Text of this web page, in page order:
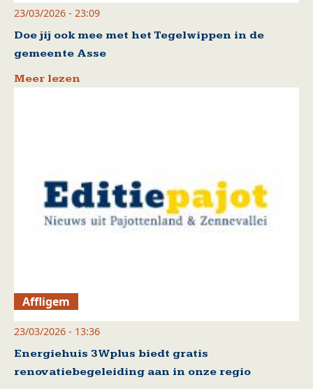
23/03/2026 - 23:09
Doe jij ook mee met het Tegelwippen in de
gemeente Asse
Meer lezen
Affligem
23/03/2026 - 13:36
Energiehuis 3Wplus biedt gratis
renovatiebegeleiding aan in onze regio